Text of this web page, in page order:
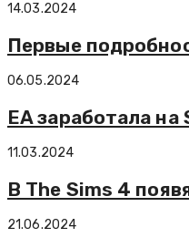
14.03.2024
Первые
06.05.2024
EA заработала
11.03.2024
В The Sims 4
21.06.2024